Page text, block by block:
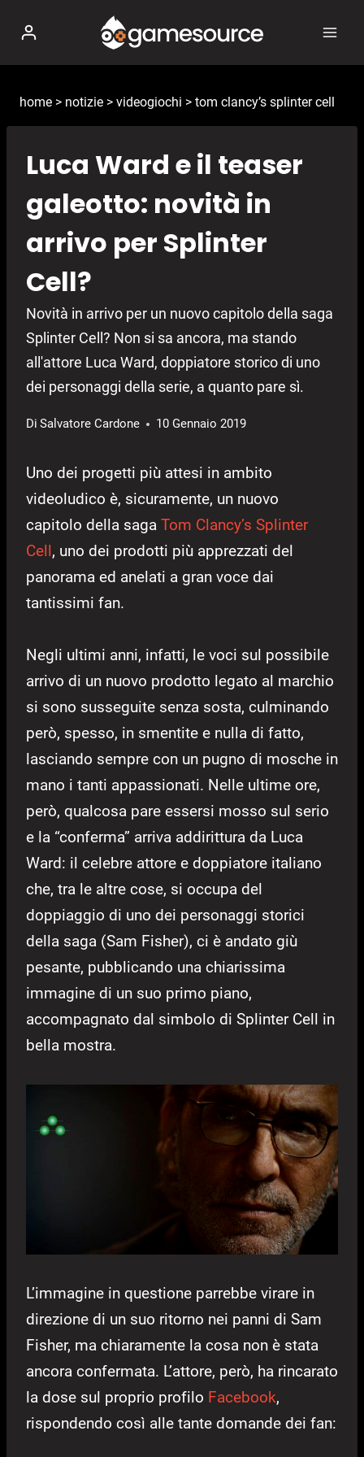
contenuto
home > notizie > videogiochi > tom clancy’s splinter cell
Luca Ward e il teaser
galeotto: novità in
arrivo per Splinter
Cell?
Novità in arrivo per un nuovo capitolo della saga
Splinter Cell? Non si sa ancora, ma stando
all'attore Luca Ward, doppiatore storico di uno
dei personaggi della serie, a quanto pare sì.
Di Salvatore Cardone 10 Gennaio 2019
Uno dei progetti più attesi in ambito
videoludico è, sicuramente, un nuovo
capitolo della saga Tom Clancy’s Splinter
Cell, uno dei prodotti più apprezzati del
panorama ed anelati a gran voce dai
tantissimi fan.
Negli ultimi anni, infatti, le voci sul possibile
arrivo di un nuovo prodotto legato al marchio
si sono susseguite senza sosta, culminando
però, spesso, in smentite e nulla di fatto,
lasciando sempre con un pugno di mosche in
mano i tanti appassionati. Nelle ultime ore,
però, qualcosa pare essersi mosso sul serio
e la “conferma” arriva addirittura da Luca
Ward: il celebre attore e doppiatore italiano
che, tra le altre cose, si occupa del
doppiaggio di uno dei personaggi storici
della saga (Sam Fisher), ci è andato giù
pesante, pubblicando una chiarissima
immagine di un suo primo piano,
accompagnato dal simbolo di Splinter Cell in
bella mostra.
L’immagine in questione parrebbe virare in
direzione di un suo ritorno nei panni di Sam
Fisher, ma chiaramente la cosa non è stata
ancora confermata. L’attore, però, ha rincarato
la dose sul proprio profilo Facebook,
rispondendo così alle tante domande dei fan: